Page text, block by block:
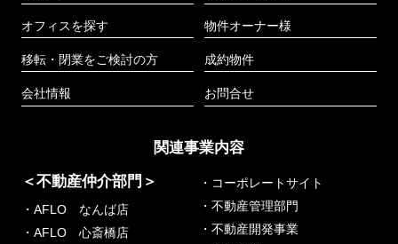
オフィスを探す
移転・閉業をご検討の方
会社情報
物件オーナー様
成約物件
お問合せ
関連事業内容
＜不動産仲介部門＞
・AFLO なんば店
・AFLO 心斎橋店
・コーポレートサイト
・不動産管理部門
・不動産開発事業